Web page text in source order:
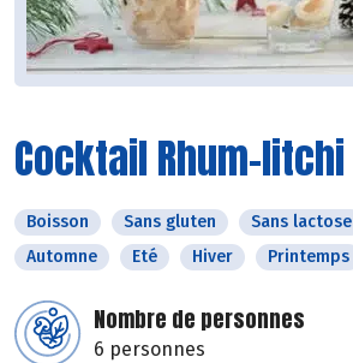
Cocktail Rhum-litchi
Boisson Sans gluten Sans lactose
Automne
Eté Hiver Printemps
Nombre de personnes
6 personnes